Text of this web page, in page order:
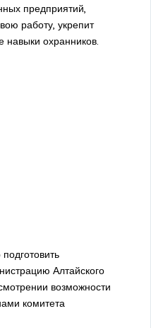
предприятий,
работу, укрепит
навыки охранников.
Алтайского
возможности
комитета